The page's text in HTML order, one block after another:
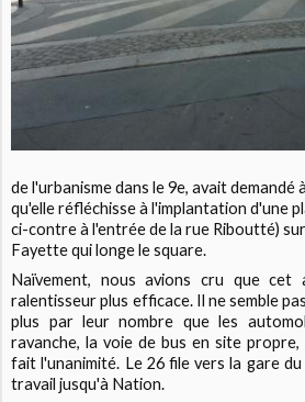
de l'urbanisme dans le 9e, avait
qu'elle réfléchisse à l'implantation d'une
ci-contre à l'entrée de la rue Riboutté)
Fayette qui longe le square.
Naïvement, nous avions cru que cet
ralentisseur plus efficace. Il ne semble
plus par leur nombre que les
ravanche, la voie de bus en site
fait l'unanimité. Le 26 file vers la gare
travail jusqu'à Nation.